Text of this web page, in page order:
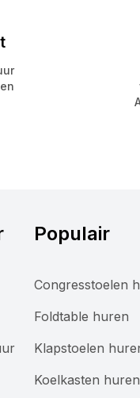
Populair
Congresstoelen
Foldtable huren
Klapstoelen
Koelkasten huren